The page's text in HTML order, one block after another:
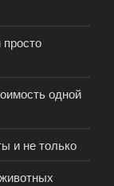
одной
и не только